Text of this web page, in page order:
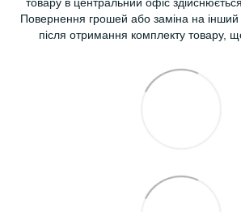
Повернення грошей або заміна на інший
після отримання комплекту товару,